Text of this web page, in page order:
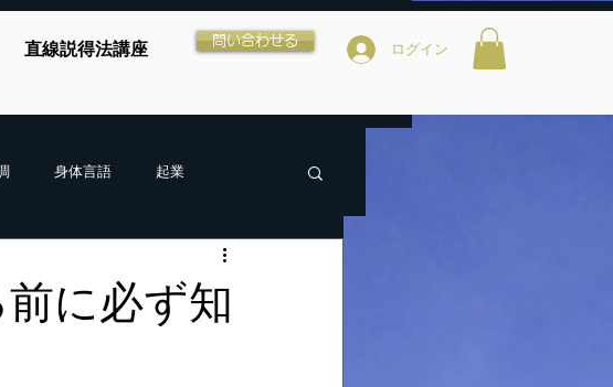
直線説得法講座 問い合わせる ログイン
身体言語 起業
に必ず知